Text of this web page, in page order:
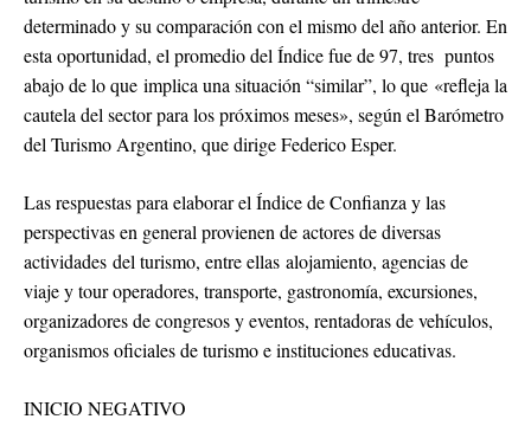
determinado y su comparación con el mismo del año anterior. En
esta oportunidad, el promedio del Índice fue de 97, tres puntos
abajo de lo que implica una situación “similar”, lo que «refleja la
cautela del sector para los próximos meses», según el Barómetro
del Turismo Argentino, que dirige Federico Esper.
Las respuestas para elaborar el Índice de Confianza y las
perspectivas en general provienen de actores de diversas
actividades del turismo, entre ellas alojamiento, agencias de
viaje y tour operadores, transporte, gastronomía, excursiones,
organizadores de congresos y eventos, rentadoras de vehículos,
organismos oficiales de turismo e instituciones educativas.
INICIO NEGATIVO